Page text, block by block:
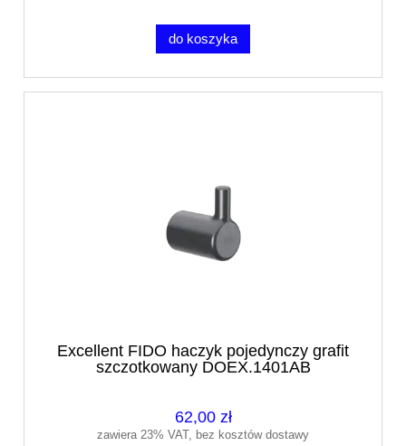
do koszyka
Excellent FIDO haczyk pojedynczy grafit
szczotkowany DOEX.1401AB
62,00 zł
zawiera 23% VAT, bez kosztów dostawy